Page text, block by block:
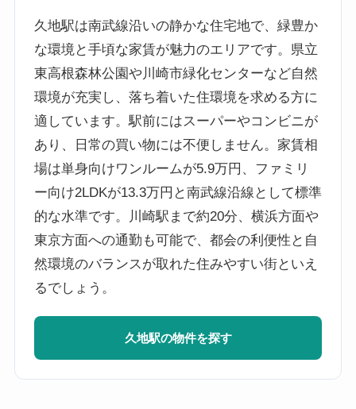
久地駅は南武線沿いの静かな住宅地で、緑豊か
な環境と手頃な家賃が魅力のエリアです。県立
東高根森林公園や川崎市緑化センターなど自然
環境が充実し、落ち着いた住環境を求める方に
適しています。駅前にはスーパーやコンビニが
あり、日常の買い物には不便しません。家賃相
場は単身向けワンルームが5.9万円、ファミリ
ー向け2LDKが13.3万円と南武線沿線として標準
的な水準です。川崎駅まで約20分、横浜方面や
東京方面への通勤も可能で、都会の利便性と自
然環境のバランスが取れた住みやすい街といえ
るでしょう。
久地駅の物件を探す